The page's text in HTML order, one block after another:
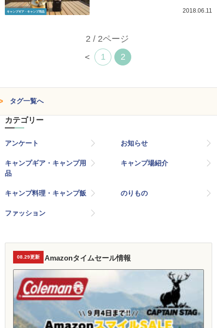
キャンプギア・キャンプ用品 2018.06.11
2 / 2ページ
＜
1 2
タグ一覧へ
カテゴリー
アンケート お知らせ
キャンプギア・キャンプ用
品
キャンプ場紹介
キャンプ料理・キャンプ飯 のりもの
ファッション
08.29更新 Amazonタイムセール情報